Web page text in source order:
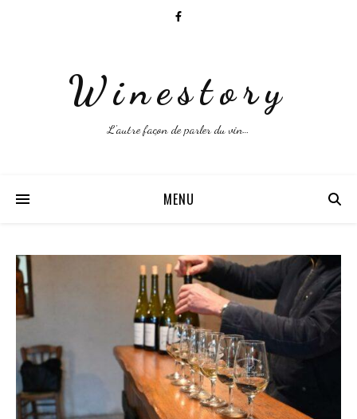
Winestory
L'autre façon de parler du vin…
MENU